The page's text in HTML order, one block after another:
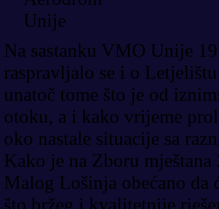
Na sastanku VMO Unije
raspravljalo se i o
unatoč tome što je od
otoku, a i kako vrijeme
oko nastale situacije sa
Kako je na Zboru
Malog Lošinja obećano da
što bržeg i kvalitetnije